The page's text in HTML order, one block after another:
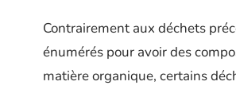
Contrairement aux déchets
énumérés pour avoir des
matière organique, certains